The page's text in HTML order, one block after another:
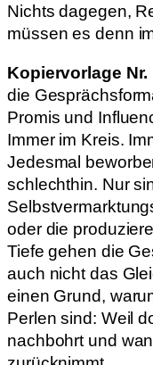
Nichts dagegen,
müssen es denn
Kopiervorlage Nr.
die
Promis und
Immer im Kreis.
Jedesmal
schlechthin. Nur
oder die
Tiefe gehen die
auch nicht das
einen Grund,
Perlen sind: Weil
nachbohrt und